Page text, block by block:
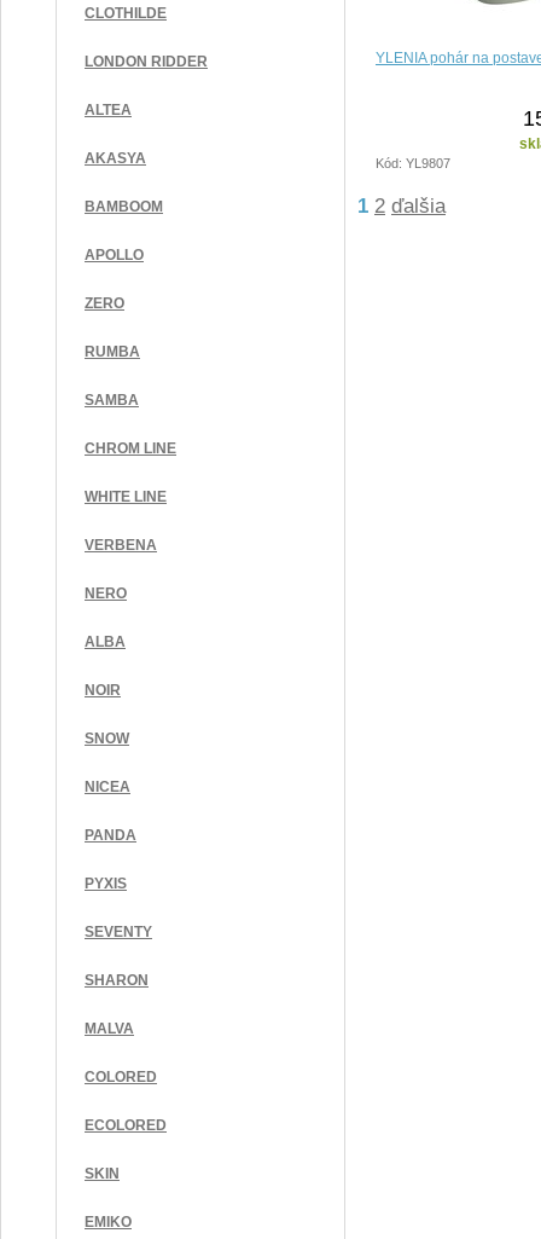
CLOTHILDE
LONDON RIDDER
ALTEA
AKASYA
BAMBOOM
APOLLO
ZERO
RUMBA
SAMBA
CHROM LINE
WHITE LINE
VERBENA
NERO
ALBA
NOIR
SNOW
NICEA
PANDA
PYXIS
SEVENTY
SHARON
MALVA
COLORED
ECOLORED
SKIN
EMIKO
YLENIA pohár na
Kód: YL9807
1 2 ďalšia